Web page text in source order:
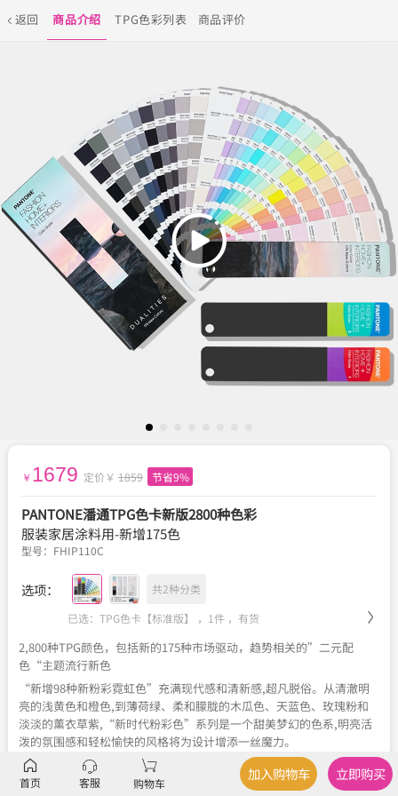
返回 商品介绍 TPG色彩列表 商品评价
￥ 1679 定价￥ 1859 节省9%
PANTONE潘通TPG色卡新版2800种色彩
服装家居涂料用-新增175色
型号： FHIP110C
选项：
共2种分类
已选：TPG色卡【标准版】 ，1件 ， 有货
2,800种TPG颜色，包括新的175种市场驱动，趋势相关的”二元配
色“主题流行新色
“新增98种新粉彩霓虹色”充满现代感和清新感,超凡脱俗。从清澈明
亮的浅黄色和橙色,到薄荷绿、柔和朦胧的木瓜色、天蓝色、玫瑰粉和
淡淡的薰衣草紫,“新时代粉彩色”系列是一个甜美梦幻的色系,明亮活
泼的氛围感和轻松愉快的风格将为设计增添一丝魔力。
“新增77种暗色”探索色彩的基本原理,突出介乎黑白之间的各种细微
色彩差别。从黑到白的渐变色显示,这些灰色、暖色和冷色的色调和色
首页 客服 购物车
加入购物车 立即购买